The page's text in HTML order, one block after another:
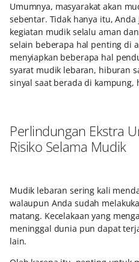
Umumnya, masyarakat akan
sebentar. Tidak hanya itu,
kegiatan mudik selalu aman
selain beberapa hal penting di
menyiapkan beberapa hal
syarat mudik lebaran, hiburan
sinyal saat berada di kampung,
Perlindungan Ekstra
Risiko Selama Mudik
Mudik lebaran sering kali
walaupun Anda sudah
matang. Kecelakaan yang
meninggal dunia pun dapat
lain.